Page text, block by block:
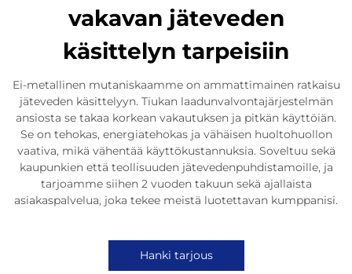
vakavan jäteveden
käsittelyn tarpeisiin
Ei-metallinen mutaniskaamme on ammattimainen ratkaisu
jäteveden käsittelyyn. Tiukan laadunvalvontajärjestelmän
ansiosta se takaa korkean vakautuksen ja pitkän käyttöiän.
Se on tehokas, energiatehokas ja vähäisen huoltohuollon
vaativa, mikä vähentää käyttökustannuksia. Soveltuu sekä
kaupunkien että teollisuuden jätevedenpuhdistamoille, ja
tarjoamme siihen 2 vuoden takuun sekä ajallaista
asiakaspalvelua, joka tekee meistä luotettavan kumppanisi.
Hanki tarjous